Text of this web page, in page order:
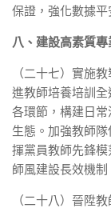
保證，強化數據平
八、建設高素質
（二十七）實施
進教師培養培訓
各環節，構建日
生態。加強教師
揮黨員教師先鋒
師風建設長效機制
（二十八）晉陞